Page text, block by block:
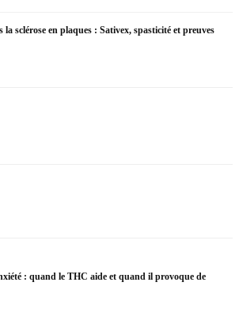
la sclérose en plaques : Sativex, spasticité et preuves
la
: quand le THC aide et quand il provoque de